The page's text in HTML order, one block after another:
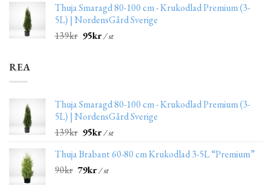
Thuja Smaragd 80-100 cm - Krukodlad Premium (3-
5L) | NordensGård Sverige
139kr 95kr/ st
REA
Thuja Smaragd 80-100 cm - Krukodlad Premium (3-
5L) | NordensGård Sverige
139kr 95kr/ st
Thuja Brabant 60-80 cm Krukodlad 3-5L “Premium”
90kr 79kr/ st